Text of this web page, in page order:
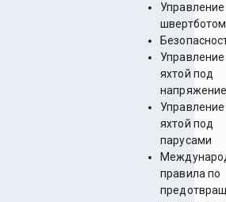
Управление
швертботом
Управление
яхтой под
Управление
яхтой под
парусами
правила по